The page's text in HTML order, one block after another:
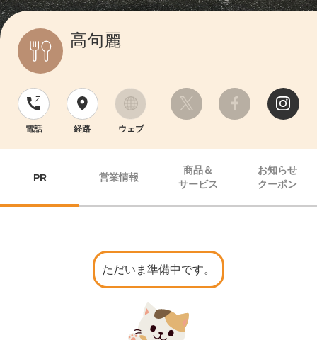
高句麗
電話 経路 ウェブ
PR 営業情報
商品＆
サービス
お知らせ
クーポン
ただいま準備中です。